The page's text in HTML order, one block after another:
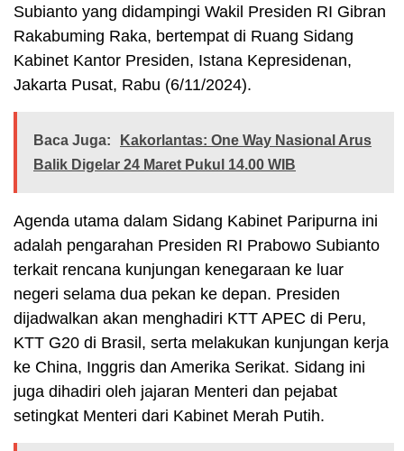
Subianto yang didampingi Wakil Presiden RI Gibran
Rakabuming Raka, bertempat di Ruang Sidang
Kabinet Kantor Presiden, Istana Kepresidenan,
Jakarta Pusat, Rabu (6/11/2024).
Baca Juga:
Kakorlantas: One Way Nasional Arus
Balik Digelar 24 Maret Pukul 14.00 WIB
Agenda utama dalam Sidang Kabinet Paripurna ini
adalah pengarahan Presiden RI Prabowo Subianto
terkait rencana kunjungan kenegaraan ke luar
negeri selama dua pekan ke depan. Presiden
dijadwalkan akan menghadiri KTT APEC di Peru,
KTT G20 di Brasil, serta melakukan kunjungan kerja
ke China, Inggris dan Amerika Serikat. Sidang ini
juga dihadiri oleh jajaran Menteri dan pejabat
setingkat Menteri dari Kabinet Merah Putih.